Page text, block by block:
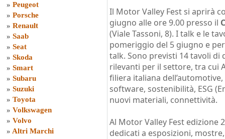
» Peugeot
» Porsche
» Renault
» Saab
» Seat
» Skoda
» Smart
» Subaru
» Suzuki
» Toyota
» Volkswagen
» Volvo
» Altri Marchi
Il Motor Valley Fest si aprirà
giugno alle ore 9.00 presso il
(Viale Tassoni, 8). I talk e le
pomeriggio del 5 giugno e
talk. Sono previsti 14 tavoli di
rilevanti per il settore, tra cui
filiera italiana
software, sostenibilità, ESG
nuovi materiali, connettività.
Al Motor Valley Fest edizione
dedicati a esposizioni,